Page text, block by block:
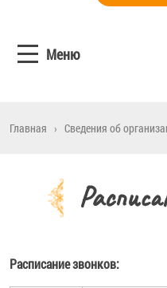
Меню
Главная › Сведения об
Расписание звонков: